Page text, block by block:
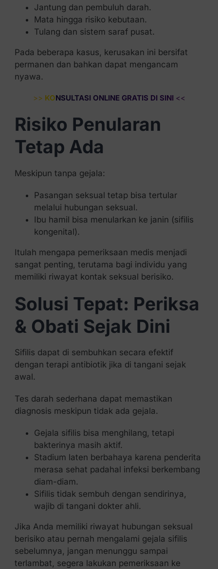
Jantung dan pembuluh darah.
Mata hingga risiko kebutaan.
Tulang dan sistem saraf pusat.
Pada beberapa kasus, kerusakan ini bersifat
permanen dan bahkan dapat mengancam
nyawa.
>> KONSULTASI ONLINE GRATIS DI SINI <<
Risiko Penularan
Tetap Ada
Meskipun tanpa gejala:
Pasangan seksual tetap bisa tertular
melalui hubungan seksual.
Ibu hamil bisa menularkan ke janin (sifilis
kongenital).
Itulah mengapa pemeriksaan medis menjadi
sangat penting, terutama bagi individu yang
memiliki riwayat kontak seksual berisiko.
Solusi Tepat: Periksa
& Obati Sejak Dini
Sifilis dapat di sembuhkan secara efektif
dengan terapi antibiotik jika di tangani sejak
awal.
Tes darah sederhana dapat memastikan
diagnosis meskipun tidak ada gejala.
Gejala sifilis bisa menghilang, tetapi
bakterinya masih aktif.
Stadium laten berbahaya karena penderita
merasa sehat padahal infeksi berkembang
diam-diam.
Sifilis tidak sembuh dengan sendirinya,
wajib di tangani dokter ahli.
Jika Anda memiliki riwayat hubungan seksual
berisiko atau pernah mengalami gejala sifilis
sebelumnya, jangan menunggu sampai
terlambat, segera lakukan pemeriksaan ke